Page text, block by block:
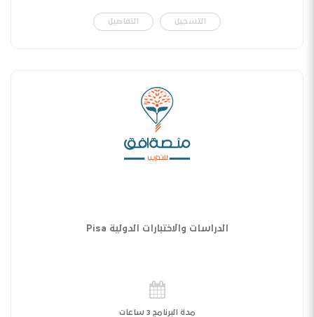
التسجيل التفاصيل
الدراسات والاختبارات الدولية Pisa
مدة البرنامج 3 ساعات